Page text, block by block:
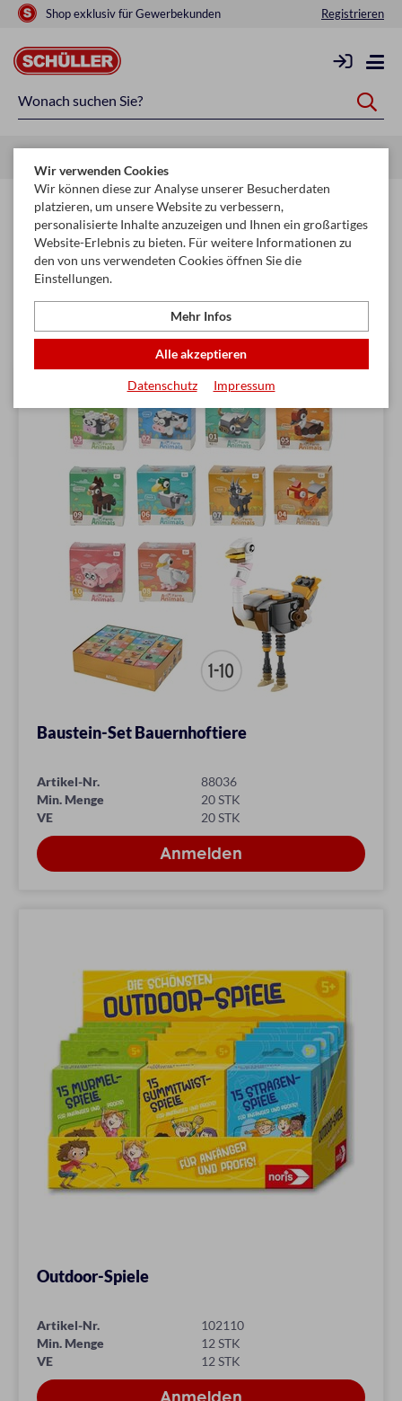
Shop exklusiv für Gewerbekunden Registrieren
Div. Spielwaren
Filtern & Sortieren
1 2 keyboard_arrow_right
Seite
Baustein-Set Bauernhoftiere
Artikel-Nr.
88036
Min. Menge
20 STK
VE
20 STK
Outdoor-Spiele
Artikel-Nr.
102110
Min. Menge
12 STK
VE
12 STK
Wir verwenden Cookies
Wir können diese zur Analyse unserer Besucherdaten
platzieren, um unsere Website zu verbessern,
personalisierte Inhalte anzuzeigen und Ihnen ein großartiges
Website-Erlebnis zu bieten. Für weitere Informationen zu
den von uns verwendeten Cookies öffnen Sie die
Einstellungen.
Mehr Infos
Alle akzeptieren
Datenschutz Impressum